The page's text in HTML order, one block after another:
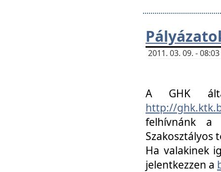
2011. 03. 09. -
A GHK
http://
felhívnánk a
Szakosztályos
Ha valakinek
jelentkezzen a